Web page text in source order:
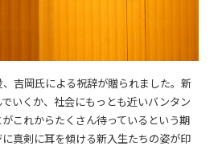
吉岡氏による祝辞が贈られました。新
いくか、社会にもっとも近いバンタン
これからたくさん待っているという期
真剣に耳を傾ける新入生たちの姿が印